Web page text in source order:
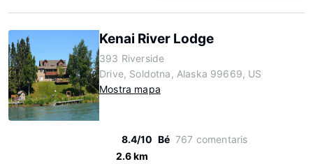
Kenai River Lodge
393 Riverside
Drive, Soldotna, Alaska 99669, US
Mostra mapa
8.4/10 Bé 767 comentaris
2.6 km